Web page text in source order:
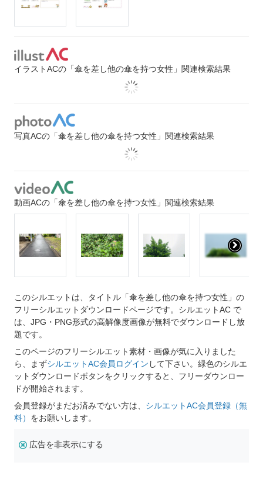
イラストACの「傘を差し他の傘を持つ女性」関連検索結果
写真ACの「傘を差し他の傘を持つ女性」関連検索結果
動画ACの「傘を差し他の傘を持つ女性」関連検索結果
このシルエットは、タイトル「傘を差し他の傘を持つ女性」の
フリーシルエットダウンロードページです。シルエットAC で
は、JPG・PNG形式の高解像度画像が無料でダウンロードし放
題です。
このページのフリーシルエット素材・画像が気に入りました
ら、まずシルエットAC会員ログイン して下さい。緑色のシルエ
ットダウンロードボタンをクリックすると、フリーダウンロー
ドが開始されます。
会員登録がまだお済みでない方は、 シルエットAC会員登録（無
料） をお願いします。
広告を非表示にする